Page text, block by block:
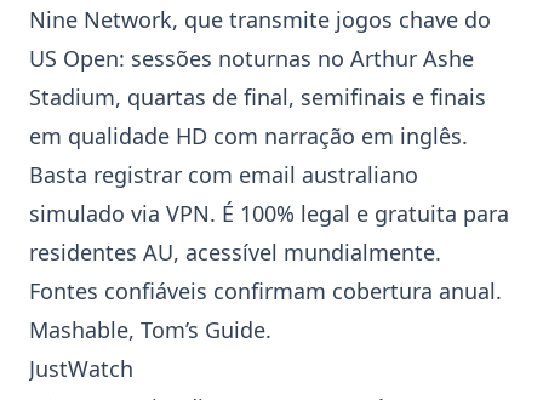
Nine Network, que transmite jogos chave do
US Open: sessões noturnas no Arthur Ashe
Stadium, quartas de final, semifinais e finais
em qualidade HD com narração em inglês.
Basta registrar com email australiano
simulado via VPN. É 100% legal e gratuita para
residentes AU, acessível mundialmente.
Fontes confiáveis confirmam cobertura anual.
Mashable, Tom’s Guide.
JustWatch